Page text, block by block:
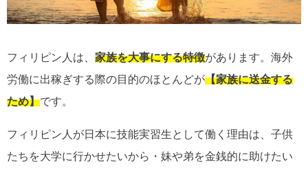
フィリピン人は、 家族を大事にする特徴があります。海外
労働に出稼ぎする際の目的のほとんどが【家族に送金する
ため】です。
フィリピン人が日本に技能実習生として働く理由は、子供
たちを大学に行かせたいから・妹や弟を金銭的に助けたい